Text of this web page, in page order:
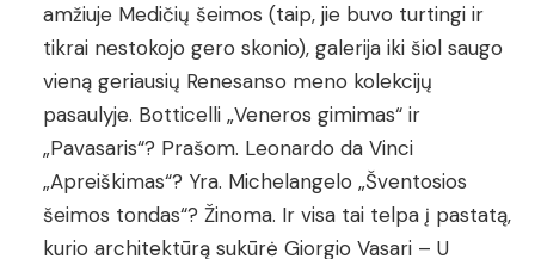
amžiuje Medičių šeimos (taip, jie buvo turtingi ir
tikrai nestokojo gero skonio), galerija iki šiol saugo
vieną geriausių Renesanso meno kolekcijų
pasaulyje. Botticelli „Veneros gimimas“ ir
„Pavasaris“? Prašom. Leonardo da Vinci
„Apreiškimas“? Yra. Michelangelo „Šventosios
šeimos tondas“? Žinoma. Ir visa tai telpa į pastatą,
kurio architektūrą sukūrė Giorgio Vasari – U